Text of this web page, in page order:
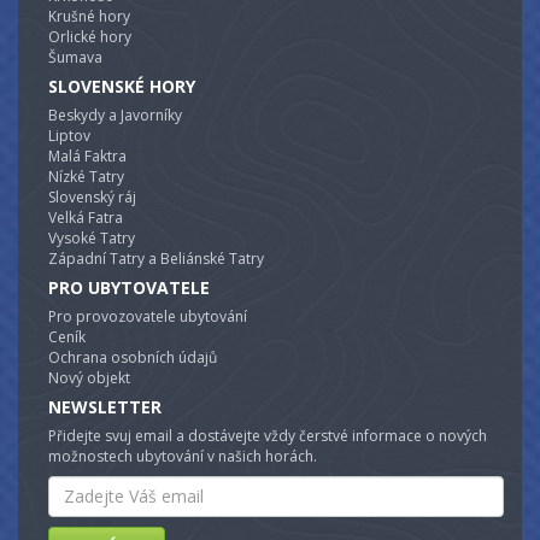
Krušné hory
Orlické hory
Šumava
SLOVENSKÉ HORY
Beskydy a Javorníky
Liptov
Malá Faktra
Nízké Tatry
Slovenský ráj
Velká Fatra
Vysoké Tatry
Západní Tatry a Beliánské Tatry
PRO UBYTOVATELE
Pro provozovatele ubytování
Ceník
Ochrana osobních údajů
Nový objekt
NEWSLETTER
Přidejte svuj email a dostávejte vždy čerstvé informace o nových
možnostech ubytování v našich horách.
Email